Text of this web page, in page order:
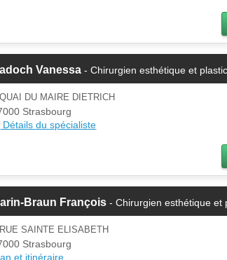
Vanessa - Chirurgien esthétique et
Cette fiche est la propriété
d'un membre.
Si vous êtes ce membre, mettez à
jour ces informations sur votre
DU MAIRE DIETRICH
Strasbourg
Détails du spécialiste
Braun François - Chirurgien esthétique et
SAINTE ELISABETH
Strasbourg
et itinéraire